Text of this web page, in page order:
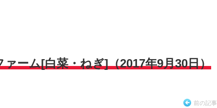
ーム[白菜・ねぎ]（2017年9月30日）
前の記事